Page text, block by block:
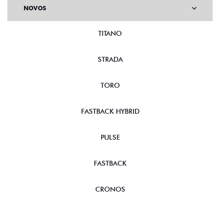
NOVOS
TITANO
STRADA
TORO
FASTBACK HYBRID
PULSE
FASTBACK
CRONOS